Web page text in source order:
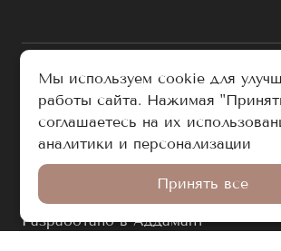
публичная оферта
политика обработки персональных
© e-chelle.com 2026. Все права
Разработано в Аддамант
Мы используем cookie для
работы сайта. Нажимая
соглашаетесь на их
аналитики и персонализации
Принять все